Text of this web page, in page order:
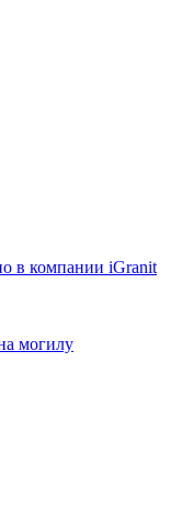
в компании iGranit
могилу